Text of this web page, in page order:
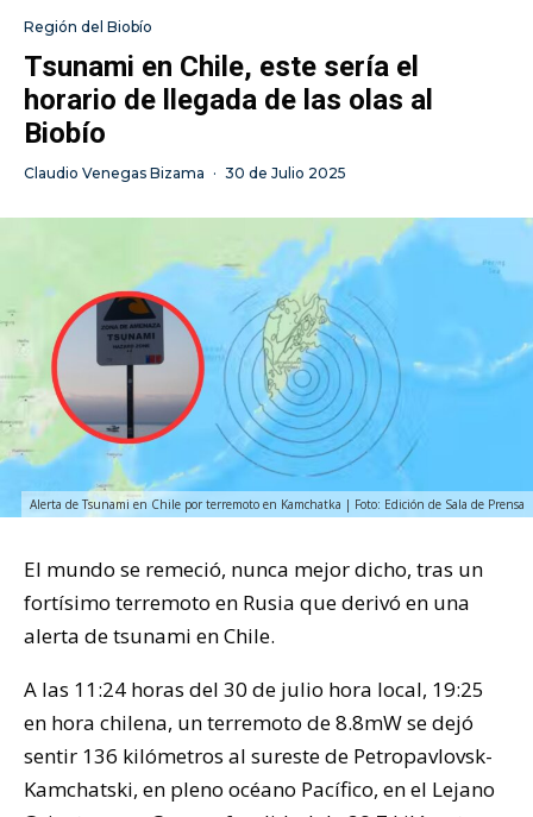
Región del Biobío
Tsunami en Chile, este sería el
horario de llegada de las olas al
Biobío
Claudio Venegas Bizama · 30 de Julio 2025
Alerta de Tsunami en Chile por terremoto en Kamchatka | Foto: Edición de Sala de Prensa
El mundo se remeció, nunca mejor dicho, tras un
fortísimo terremoto en Rusia que derivó en una
alerta de tsunami en Chile.
A las 11:24 horas del 30 de julio hora local, 19:25
en hora chilena, un terremoto de 8.8mW se dejó
sentir 136 kilómetros al sureste de Petropavlovsk-
Kamchatski, en pleno océano Pacífico, en el Lejano